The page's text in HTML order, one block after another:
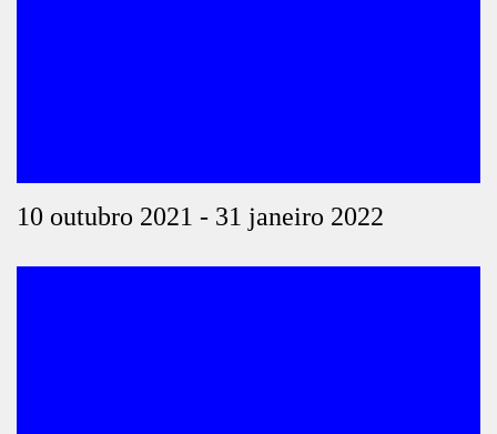
10 outubro 2021 - 31 janeiro 2022